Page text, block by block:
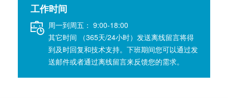
工作时间
周一到周五： 9:00-18:00
其它时间 （365天/24小时）发送离线留言将得
到及时回复和技术支持。下班期间您可以通过发
送邮件或者通过离线留言来反馈您的需求。